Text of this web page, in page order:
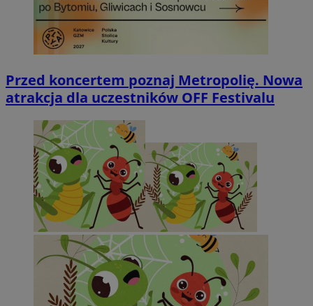
Przed koncertem poznaj Metropolię. Nowa
atrakcja dla uczestników OFF Festivalu